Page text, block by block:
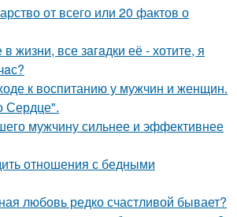
от всего или 20 фактов о
жизни, все зaгaдки её - хотите, я
к воспитанию у мужчин и женщин.
мужчину сильнее и эффективнее
отношения с бедными
любовь редко счастливой бывает?